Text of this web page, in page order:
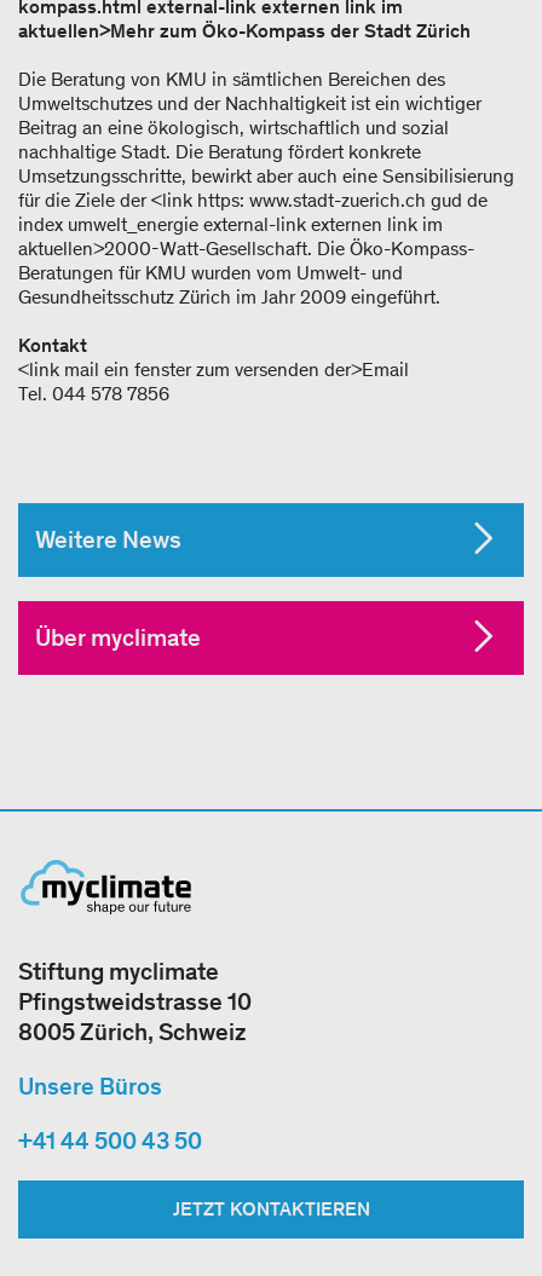
kompass.html external-link externen link im
aktuellen>Mehr zum Öko-Kompass der Stadt Zürich
Die Beratung von KMU in sämtlichen Bereichen des
Umweltschutzes und der Nachhaltigkeit ist ein wichtiger
Beitrag an eine ökologisch, wirtschaftlich und sozial
nachhaltige Stadt. Die Beratung fördert konkrete
Umsetzungsschritte, bewirkt aber auch eine Sensibilisierung
für die Ziele der <link https: www.stadt-zuerich.ch gud de
index umwelt_energie external-link externen link im
aktuellen>2000-Watt-Gesellschaft. Die Öko-Kompass-
Beratungen für KMU wurden vom Umwelt- und
Gesundheitsschutz Zürich im Jahr 2009 eingeführt.
Kontakt
<link mail ein fenster zum versenden der>Email
Tel. 044 578 7856
Weitere News
Über myclimate
Stiftung myclimate
Pfingstweidstrasse 10
8005 Zürich, Schweiz
Unsere Büros
+41 44 500 43 50
JETZT KONTAKTIEREN